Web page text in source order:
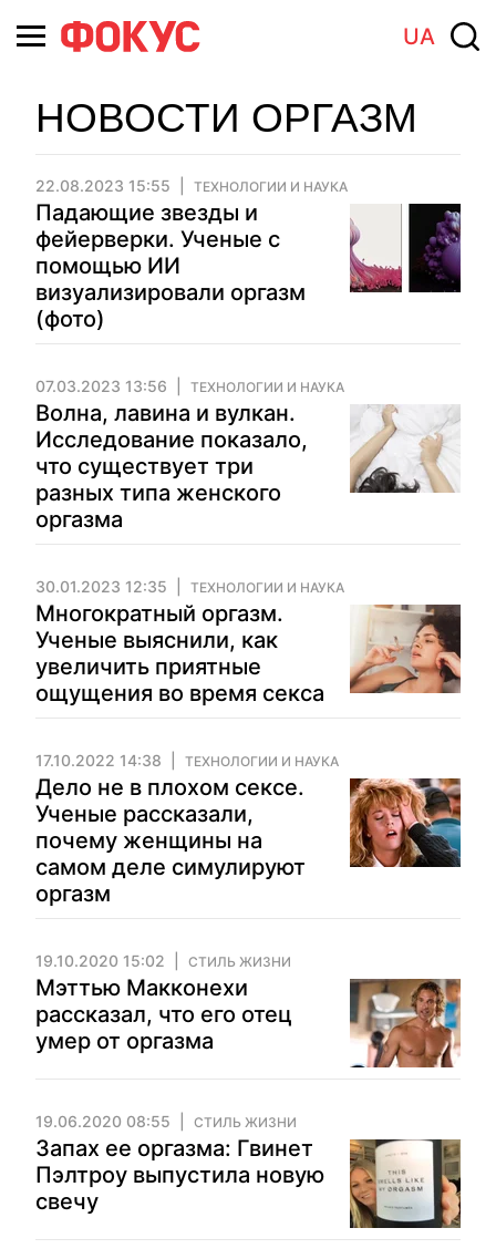
UA
НОВОСТИ ОРГАЗМ
22.08.2023 15:55 ТЕХНОЛОГИИ И НАУКА
Падающие звезды и
фейерверки. Ученые с
помощью ИИ
визуализировали оргазм
(фото)
07.03.2023 13:56 ТЕХНОЛОГИИ И НАУКА
Волна, лавина и вулкан.
Исследование показало,
что существует три
разных типа женского
оргазма
30.01.2023 12:35 ТЕХНОЛОГИИ И НАУКА
Многократный оргазм.
Ученые выяснили, как
увеличить приятные
ощущения во время секса
17.10.2022 14:38 ТЕХНОЛОГИИ И НАУКА
Дело не в плохом сексе.
Ученые рассказали,
почему женщины на
самом деле симулируют
оргазм
19.10.2020 15:02 СТИЛЬ ЖИЗНИ
Мэттью Макконехи
рассказал, что его отец
умер от оргазма
19.06.2020 08:55 СТИЛЬ ЖИЗНИ
Запах ее оргазма: Гвинет
Пэлтроу выпустила новую
свечу